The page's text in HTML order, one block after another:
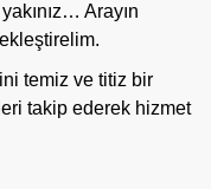
Arayın
temiz ve titiz bir
takip ederek hizmet